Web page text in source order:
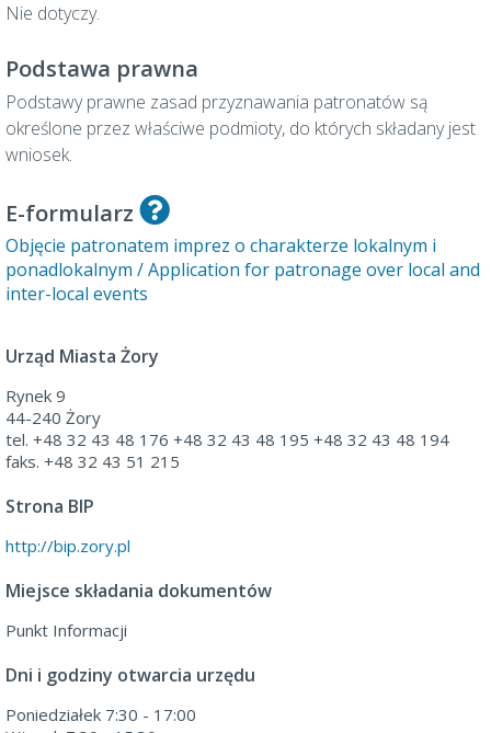
Nie dotyczy.
Podstawa prawna
Podstawy prawne zasad przyznawania patronatów są
określone przez właściwe podmioty, do których składany jest
wniosek.
E-formularz
Objęcie patronatem imprez o charakterze lokalnym i
ponadlokalnym / Application for patronage over local and
inter-local events
Urząd Miasta Żory
Rynek 9
44-240 Żory
tel. +48 32 43 48 176 +48 32 43 48 195 +48 32 43 48 194
faks. +48 32 43 51 215
Strona BIP
http://bip.zory.pl
Miejsce składania dokumentów
Punkt Informacji
Dni i godziny otwarcia urzędu
Poniedziałek 7:30 - 17:00